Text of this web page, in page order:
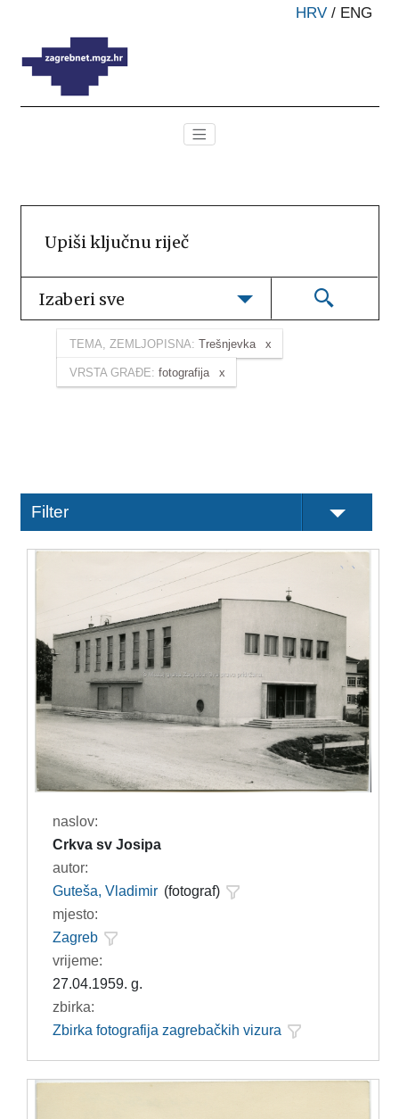
HRV / ENG
Izaberi sve
TEMA, ZEMLJOPISNA: Trešnjevka
VRSTA GRAĐE: fotografija
Filter
naslov:
Crkva sv Josipa
autor:
Guteša, Vladimir (fotograf)
mjesto:
Zagreb
vrijeme:
27.04.1959. g.
zbirka:
Zbirka fotografija zagrebačkih vizura